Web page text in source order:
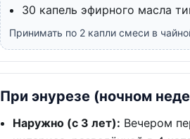
30 капель эфирного масла
Принимать по 2 капли смеси в
При энурезе (ночном
Наружно (с 3 лет): Вечером